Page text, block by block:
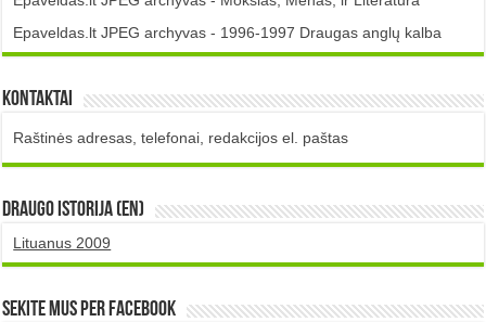
Epaveldas.lt JPEG archyvas - 1996-1997 Draugas anglų kalba
Kontaktai
Raštinės adresas, telefonai, redakcijos el. paštas
DRAUGO istorija (EN)
Lituanus 2009
Sekite mus per Facebook